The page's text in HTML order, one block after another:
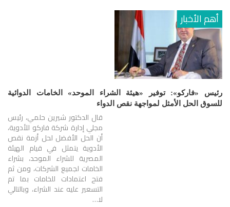
أهم الأخبار
رئيس «فاركو»: توفير «هيئة الشراء الموحد» الخامات الدوائية
للسوق الحل الأمثل لمواجهة نقص الدواء
قال الدكتور شيرين حلمي، رئيس
مجلي إدارة شركة فاركو للأدوية،
أن الحل الأفضل لحل أزمة نقص
الأدوية يتمثل في قيام الهيئة
المصرية للشراء الموحد، بشراء
الخامات لجميع الشركات، ومن ثم
فتح اعتمادات للخامات بما تم
التسعير عليه عند الشراء، وبالتالي
لا…